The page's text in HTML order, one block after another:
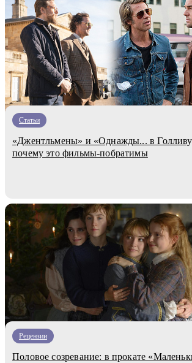
Статьи
«Джентльмены» и «Однажды... в
почему это фильмы-побратимы
Рецензии
Половое созревание: в прокате